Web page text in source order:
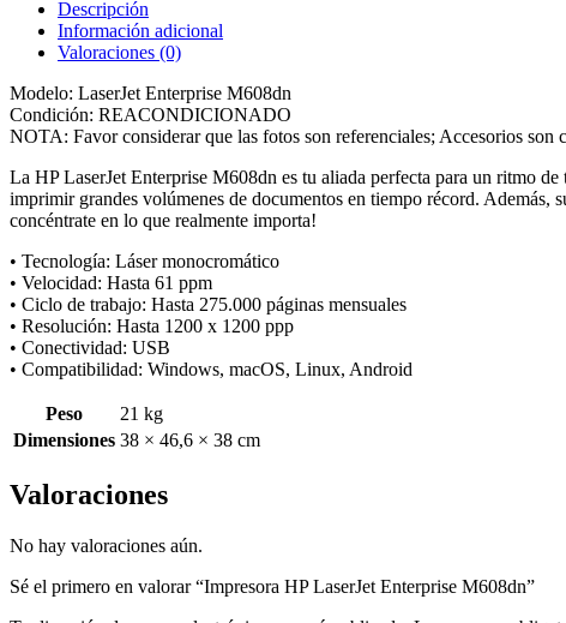
Descripción
Información adicional
Valoraciones (0)
Modelo: LaserJet Enterprise M608dn
Condición: REACONDICIONADO
NOTA: Favor considerar que las fotos son referenciales; Accesorios son
La HP LaserJet Enterprise M608dn es tu aliada perfecta para un ritmo
imprimir grandes volúmenes de documentos en tiempo récord. Además,
concéntrate en lo que realmente importa!
• Tecnología: Láser monocromático
• Velocidad: Hasta 61 ppm
• Ciclo de trabajo: Hasta 275.000 páginas mensuales
• Resolución: Hasta 1200 x 1200 ppp
• Conectividad: USB
• Compatibilidad: Windows, macOS, Linux, Android
Peso
21 kg
Dimensiones 38 × 46,6 × 38 cm
Valoraciones
No hay valoraciones aún.
Sé el primero en valorar “Impresora HP LaserJet Enterprise M608dn”